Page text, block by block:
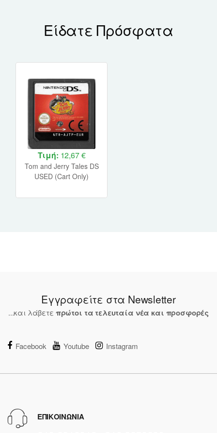
Είδατε Πρόσφατα
Τιμή: 12,67 €
Tom and Jerry Tales DS
USED (Cart Only)
Εγγραφείτε στα Newsletter
...και λάβετε πρώτοι τα τελευταία νέα και προσφορές
Facebook Youtube Instagram
ΕΠΙΚΟΙΝΩΝΙΑ